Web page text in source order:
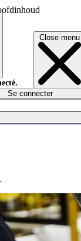
Close menu
Se connecter